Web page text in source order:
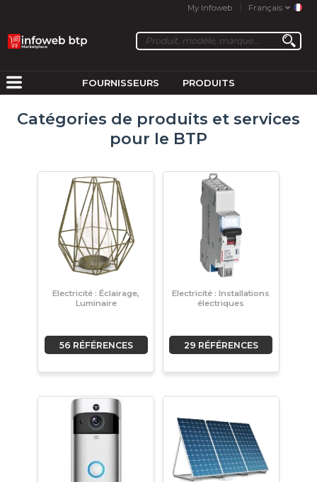
My Infoweb Français
FOURNISSEURS PRODUITS
Catégories de produits et services
pour le BTP
Electricité : Éclairage,
Luminaire
56 RÉFÉRENCES
Electricité : Installations
électriques
29 RÉFÉRENCES